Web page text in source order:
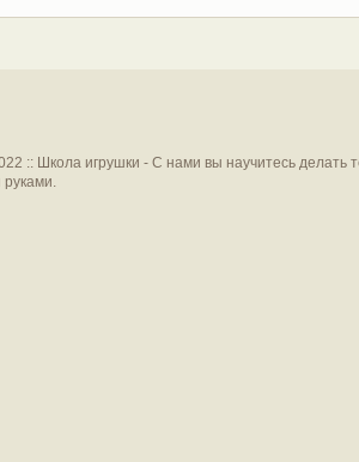
:: Школа игрушки - С нами вы научитесь делать